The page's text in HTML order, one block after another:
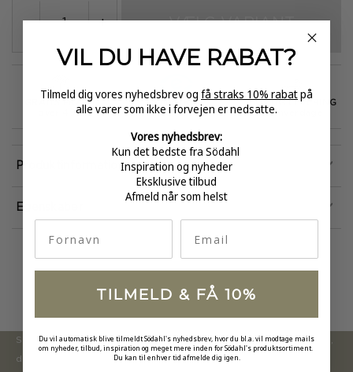
- + VÆLG VARIANT
GRATIS FRAGT
over 499
E-MÆRKET
certificeret
HURTIG LEVERING
1-3 hverdage
Egenskaber
Produktinformation
Södahl ønsker at tilbyde en moderne og attraktiv kollektion,
der inspirerer forbrugerne til at forny deres hjem.
VIL DU HAVE RABAT?
Tilmeld dig vores nyhedsbrev og få straks 10% rabatpå
alle varer som ikke i forvejen er nedsatte.
Vores nyhedsbrev:
Kun det bedste fra Södahl
Inspiration og nyheder
Eksklusive tilbud
Afmeld når som helst
TILMELD & FÅ 10%
Du vil automatisk blive tilmeldt Södahl's nyhedsbrev, hvor du bl.a. vil modtage mails
om nyheder, tilbud, inspiration og meget mere inden for Södahl's produktsortiment.
Du kan til enhver tid afmelde dig igen.